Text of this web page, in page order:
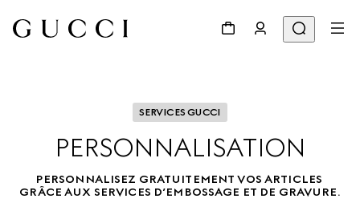
SERVICES GUCCI
PERSONNALISATION
PERSONNALISEZ GRATUITEMENT VOS ARTICLES
GRÂCE AUX SERVICES D’EMBOSSAGE ET DE GRAVURE.